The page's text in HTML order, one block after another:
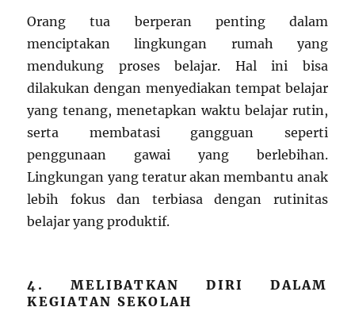
Orang tua berperan penting dalam
menciptakan lingkungan rumah yang
mendukung proses belajar. Hal ini bisa
dilakukan dengan menyediakan tempat belajar
yang tenang, menetapkan waktu belajar rutin,
serta membatasi gangguan seperti
penggunaan gawai yang berlebihan.
Lingkungan yang teratur akan membantu anak
lebih fokus dan terbiasa dengan rutinitas
belajar yang produktif.
4. MELIBATKAN DIRI DALAM
KEGIATAN SEKOLAH